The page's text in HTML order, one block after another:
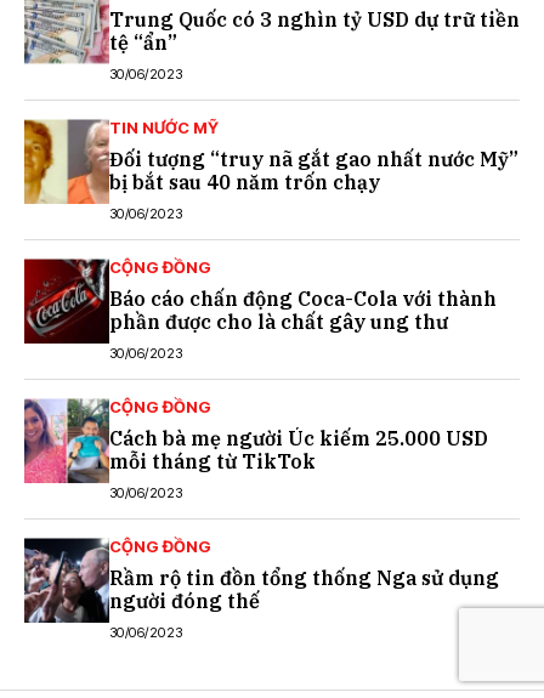
Trung Quốc có 3 nghìn tỷ USD dự trữ tiền
tệ “ẩn”
30/06/2023
TIN NƯỚC MỸ
Đối tượng “truy nã gắt gao nhất nước Mỹ”
bị bắt sau 40 năm trốn chạy
30/06/2023
CỘNG ĐỒNG
Báo cáo chấn động Coca-Cola với thành
phần được cho là chất gây ung thư
30/06/2023
CỘNG ĐỒNG
Cách bà mẹ người Úc kiếm 25.000 USD
mỗi tháng từ TikTok
30/06/2023
CỘNG ĐỒNG
Rầm rộ tin đồn tổng thống Nga sử dụng
người đóng thế
30/06/2023